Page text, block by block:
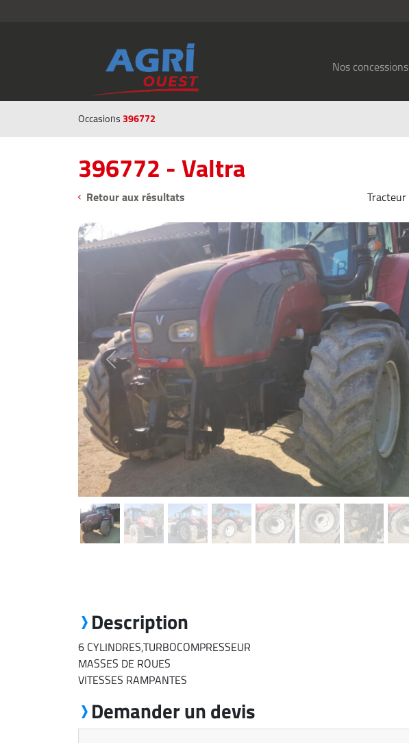
Nos concessions
Occasions396772
396772 - Valtra
Retour aux résultats Tracteur
Previous
Description
6 CYLINDRES,TURBOCOMPRESSEUR
MASSES DE ROUES
VITESSES RAMPANTES
Demander un devis